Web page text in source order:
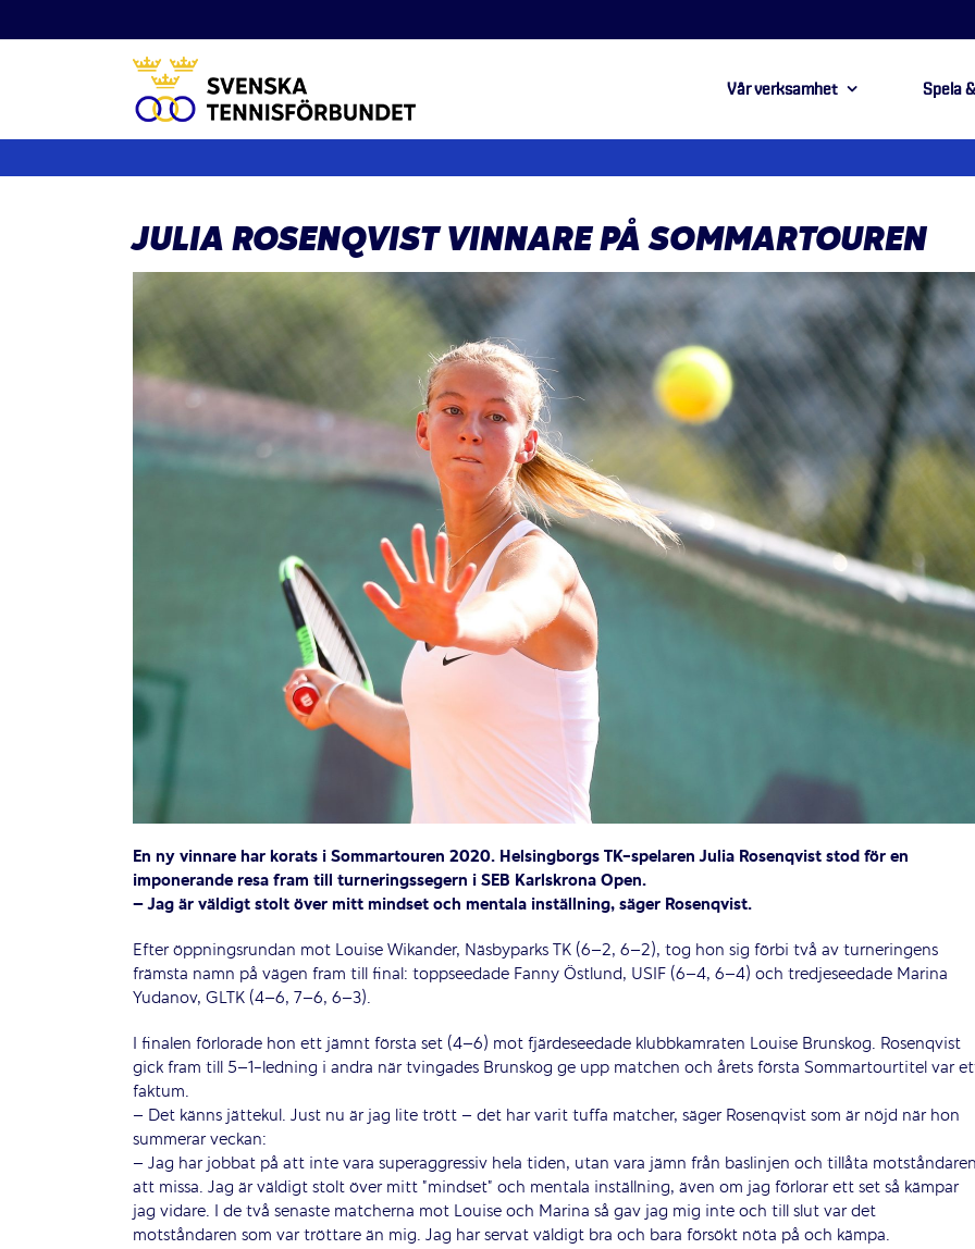
till
Vår verksamhet Spela
JULIA ROSENQVIST VINNARE PÅ SOMMARTOUREN
En ny vinnare har korats i Sommartouren 2020. Helsingborgs TK-spelaren Julia Rosenqvist stod för en
imponerande resa fram till turneringssegern i SEB Karlskrona Open.
– Jag är väldigt stolt över mitt mindset och mentala inställning, säger Rosenqvist.
Efter öppningsrundan mot Louise Wikander, Näsbyparks TK (6–2, 6–2), tog hon sig förbi två av turneringens
främsta namn på vägen fram till final: toppseedade Fanny Östlund, USIF (6–4, 6–4) och tredjeseedade Marina
Yudanov, GLTK (4–6, 7–6, 6–3).
I finalen förlorade hon ett jämnt första set (4–6) mot fjärdeseedade klubbkamraten Louise Brunskog. Rosenqvist
gick fram till 5–1-ledning i andra när tvingades Brunskog ge upp matchen och årets första Sommartourtitel var
faktum.
– Det känns jättekul. Just nu är jag lite trött – det har varit tuffa matcher, säger Rosenqvist som är nöjd när hon
summerar veckan:
– Jag har jobbat på att inte vara superaggressiv hela tiden, utan vara jämn från baslinjen och tillåta motståndaren
att missa. Jag är väldigt stolt över mitt ”mindset” och mentala inställning, även om jag förlorar ett set så kämpar
jag vidare. I de två senaste matcherna mot Louise och Marina så gav jag mig inte och till slut var det
motståndaren som var tröttare än mig. Jag har servat väldigt bra och bara försökt nöta på och kämpa.